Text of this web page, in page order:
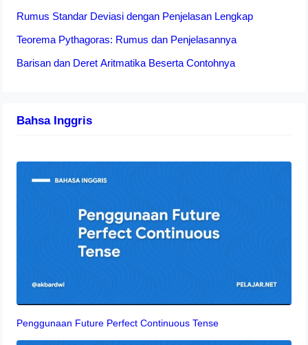
Rumus Standar Deviasi dengan Penjelasan Lengkap
Teorema Pythagoras: Rumus dan Penjelasannya
Barisan dan Deret Aritmatika Beserta Contohnya
Bahsa Inggris
Penggunaan Future Perfect Continuous Tense